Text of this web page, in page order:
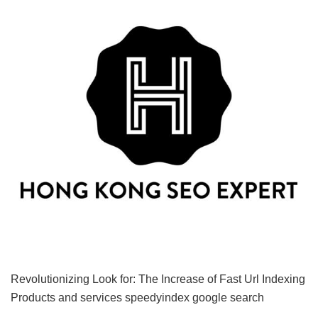
Revolutionizing Look for: The Increase of Fast Url Indexing
Products and services speedyindex google search